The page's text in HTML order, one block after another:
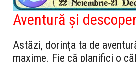
Aventură și
Astăzi, dorința ta de
maxime. Fie că planifici o